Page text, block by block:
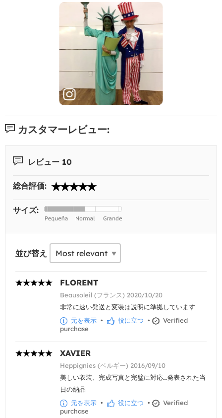
カスタマーレビュー:
レビュー 10
総合評価:
サイズ:
並び替え
FLORENT
Beausoleil (フランス) 2020/10/20
非常に速い発送と変装は説明に準拠しています
元を表示 • 役に立つ •
Verified
purchase
XAVIER
Heppignies (ベルギー) 2016/09/10
美しい衣装、完成写真と完璧に対応…発表された当
日の納品
元を表示 • 役に立つ •
Verified
purchase